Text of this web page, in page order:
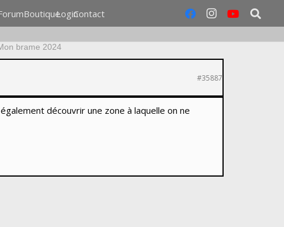
BoutiqueLoginContact
brame 2024
#35887
découvrir une zone à laquelle on ne